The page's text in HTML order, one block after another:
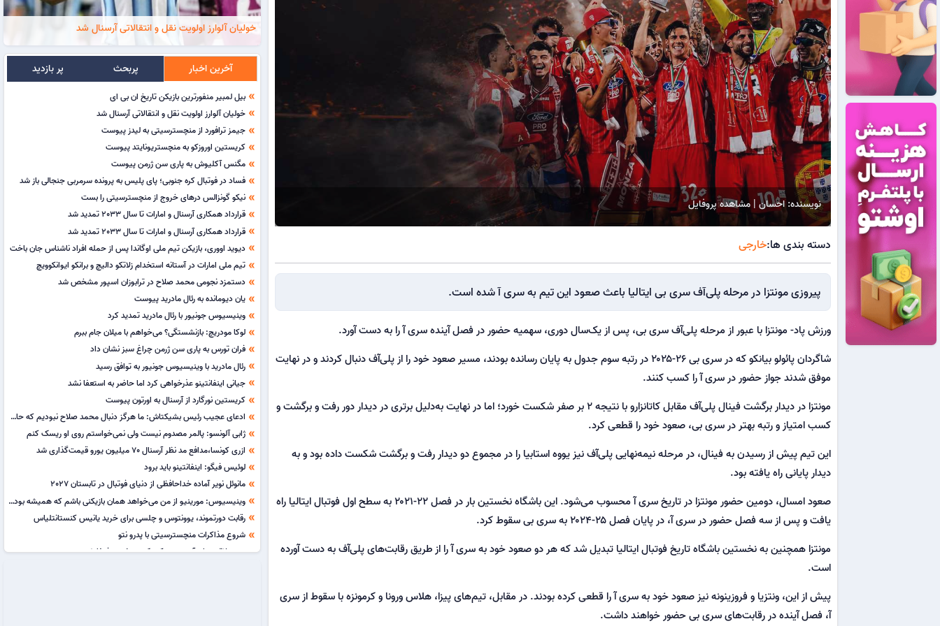
نویسنده: احسان | مشاهده پروفایل
دسته بندی ها:خارجی
پیروزی مونتزا در مرحله پلی‌آف سری بی ایتالیا باعث صعود این تیم به سری آ شده است.
ورزش پاد- مونتزا با عبور از مرحله پلی‌آف سری بی، پس از یک‌سال دوری، سهمیه حضور در فصل آینده سری آ را به دست آورد.
شاگردان پائولو بیانکو که در سری بی ۲۶-۲۰۲۵ در رتبه سوم جدول به پایان رسانده بودند، مسیر صعود خود را از پلی‌آف دنبال کردند و در نهایت
موفق شدند جواز حضور در سری آ را کسب کنند.
مونتزا در دیدار برگشت فینال پلی‌آف مقابل کاتانزارو با نتیجه ۲ بر صفر شکست خورد؛ اما در نهایت به‌دلیل برتری در دیدار دور رفت و برگشت و
کسب امتیاز و رتبه بهتر در سری بی، صعود خود را قطعی کرد.
این تیم پیش از رسیدن به فینال، در مرحله نیمه‌نهایی پلی‌آف نیز یووه استابیا را در مجموع دو دیدار رفت و برگشت شکست داده بود و به
دیدار پایانی راه یافته بود.
صعود امسال، دومین حضور مونتزا در تاریخ سری آ محسوب می‌شود. این باشگاه نخستین بار در فصل ۲۲-۲۰۲۱ به سطح اول فوتبال ایتالیا راه
یافت و پس از سه فصل حضور در سری آ، در پایان فصل ۲۵-۲۰۲۴ به سری بی سقوط کرد.
مونتزا همچنین به نخستین باشگاه تاریخ فوتبال ایتالیا تبدیل شد که هر دو صعود خود به سری آ را از طریق رقابت‌های پلی‌آف به دست آورده
است.
پیش از این، ونتزیا و فروزینونه نیز صعود خود به سری آ را قطعی کرده بودند. در مقابل، تیم‌های پیزا، هلاس ورونا و کرمونزه با سقوط از سری
آ، فصل آینده در رقابت‌های سری بی حضور خواهند داشت.
خولیان آلوارز اولویت نقل و انتقالاتی آرسنال شد
آخرین اخبار پربحث پر بازدید
double_arrow بیل لمبیر منفورترین بازیکن تاریخ ان بی ای
double_arrow خولیان آلوارز اولویت نقل و انتقالاتی آرسنال شد
double_arrow جیمز ترافورد از منچسترسیتی به لیدز پیوست
double_arrow کریستین اوروزکو به منچستریونایتد پیوست
double_arrow مگنس آکلیوش به پاری سن ژرمن پیوست
double_arrow فساد در فوتبال کره جنوبی؛ پای پلیس به پرونده سرمربی جنجالی باز شد
double_arrow نیکو گونزالس درهای خروج از منچسترسیتی را بست
double_arrow قرارداد همکاری آرسنال و امارات تا سال 2033 تمدید شد
double_arrow قرارداد همکاری آرسنال و امارات تا سال 2033 تمدید شد
double_arrow دیوید اووری، بازیکن تیم ملی اوگاندا پس از حمله افراد ناشناس جان باخت
double_arrow تیم ملی امارات در آستانه استخدام زلاتکو دالیچ و برانکو ایوانکوویچ
double_arrow دستمزد نجومی محمد صلاح در ترابوزان اسپور مشخص شد
double_arrow یان دیومانده به رئال مادرید پیوست
double_arrow وینیسیوس جونیور با رئال مادرید تمدید کرد
double_arrow لوکا مودریچ: بازنشستگی؟ می‌خواهم با میلان جام ببرم
double_arrow فران تورس به پاری سن ژرمن چراغ سبز نشان داد
double_arrow رئال مادرید با وینیسیوس جونیور به توافق رسید
double_arrow جیانی اینفانتینو عذرخواهی کرد اما حاضر به استعفا نشد
double_arrow کریستین نورگارد از آرسنال به اورتون پیوست
double_arrow ادعای عجیب رئیس بشیکتاش: ما هرگز دنبال محمد صلاح نبودیم که حالا او را از دست داده باشیم!
double_arrow ژابی آلونسو: پالمر مصدوم نیست ولی نمی‌خواستم روی او ریسک کنم
double_arrow ازری کونسا،مدافع مد نظر آرسنال 70 میلیون یورو قیمت‌گذاری شد
double_arrow لوئیس فیگو: اینفانتینو باید برود
double_arrow مانوئل نویر آماده خداحافظی از دنیای فوتبال در تابستان 2027
double_arrow وینیسیوس: مورینیو از من می‌خواهد همان بازیکنی باشم که همیشه بوده‌ام
double_arrow رقابت دورتموند، یوونتوس و چلسی برای خرید یانیس کنستانتلیاس
double_arrow شروع مذاکرات منچسترسیتی با پدرو نتو
double_arrow سپ بلاتر: زمان آن رسیده که یک زن رئیس فیفا شود